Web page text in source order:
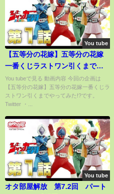
You tube
【五等分の花嫁】五等分の花嫁
一番くじラストワン引くまでや
ってみた!?
You tubeで見る 動画内容 今回の企画は
【五等分の花嫁】五等分の花嫁一番くじラ
ストワン引くまでやってみた!?です。
Twitter ・...
You tube
オタ部屋解放 第7.2回 パート